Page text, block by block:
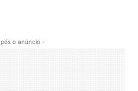
o anúncio -